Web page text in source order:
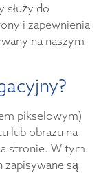
służy do
i zapewnienia
na naszym
pikselowym)
lub obrazu na
stronie. W tym
zapisywane są